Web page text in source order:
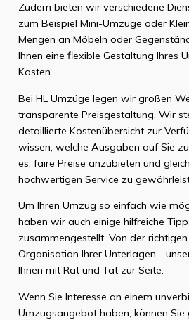
Zudem bieten wir verschiedene
zum Beispiel Mini-Umzüge oder
Mengen an Möbeln oder
Ihnen eine flexible Gestaltung Ihres
Kosten.
Bei HL Umzüge legen wir großen
transparente Preisgestaltung. Wir
detaillierte Kostenübersicht zur
wissen, welche Ausgaben auf Sie
es, faire Preise anzubieten und
hochwertigen Service zu
Um Ihren Umzug so einfach wie
haben wir auch einige hilfreiche
zusammengestellt. Von der
Organisation Ihrer Unterlagen -
Ihnen mit Rat und Tat zur Seite.
Wenn Sie Interesse an einem
Umzugsangebot haben, können Sie